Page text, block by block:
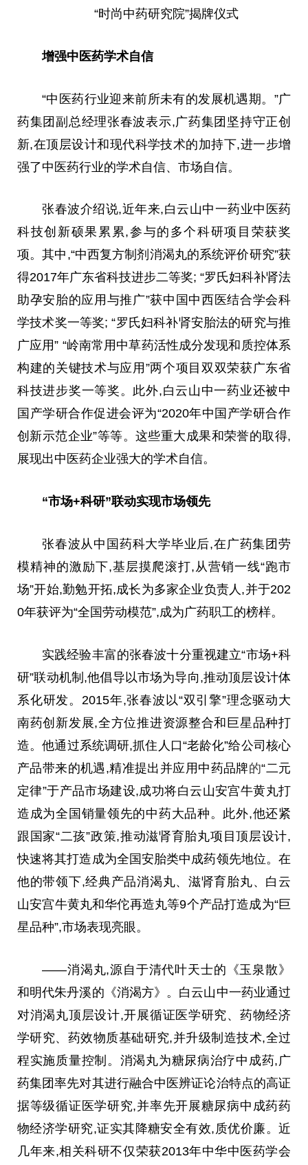
“时尚中药研究院”揭牌仪式
增强中医药学术自信
“中医药行业迎来前所未有的发展机遇期。”广
药集团副总经理张春波表示,广药集团坚持守正创
新,在顶层设计和现代科学技术的加持下,进一步增
强了中医药行业的学术自信、市场自信。
张春波介绍说,近年来,白云山中一药业中医药
科技创新硕果累累,参与的多个科研项目荣获奖
项。其中,“中西复方制剂消渴丸的系统评价研究”获
得2017年广东省科技进步二等奖; “罗氏妇科补肾法
助孕安胎的应用与推广”获中国中西医结合学会科
学技术奖一等奖; “罗氏妇科补肾安胎法的研究与推
广应用” “岭南常用中草药活性成分发现和质控体系
构建的关键技术与应用”两个项目双双荣获广东省
科技进步奖一等奖。此外,白云山中一药业还被中
国产学研合作促进会评为“2020年中国产学研合作
创新示范企业”等等。这些重大成果和荣誉的取得,
展现出中医药企业强大的学术自信。
“市场+科研”联动实现市场领先
张春波从中国药科大学毕业后,在广药集团劳
模精神的激励下,基层摸爬滚打,从营销一线“跑市
场”开始,勤勉开拓,成长为多家企业负责人,并于202
0年获评为“全国劳动模范”,成为广药职工的榜样。
实践经验丰富的张春波十分重视建立“市场+科
研”联动机制,他倡导以市场为导向,推动顶层设计体
系化研发。2015年,张春波以“双引擎”理念驱动大
南药创新发展,全方位推进资源整合和巨星品种打
造。他通过系统调研,抓住人口“老龄化”给公司核心
产品带来的机遇,精准提出并应用中药品牌的“二元
定律”于产品市场建设,成功将白云山安宫牛黄丸打
造成为全国销量领先的中药大品种。此外,他还紧
跟国家“二孩”政策,推动滋肾育胎丸项目顶层设计,
快速将其打造成为全国安胎类中成药领先地位。在
他的带领下,经典产品消渴丸、滋肾育胎丸、白云
山安宫牛黄丸和华佗再造丸等9个产品打造成为“巨
星品种”,市场表现亮眼。
——消渴丸,源自于清代叶天士的《玉泉散》
和明代朱丹溪的《消渴方》。白云山中一药业通过
对消渴丸顶层设计,开展循证医学研究、药物经济
学研究、药效物质基础研究,并升级制造技术,全过
程实施质量控制。消渴丸为糖尿病治疗中成药,广
药集团率先对其进行融合中医辨证论治特点的高证
据等级循证医学研究,并率先开展糖尿病中成药药
物经济学研究,证实其降糖安全有效,质优价廉。近
几年来,相关科研不仅荣获2013年中华中医药学会